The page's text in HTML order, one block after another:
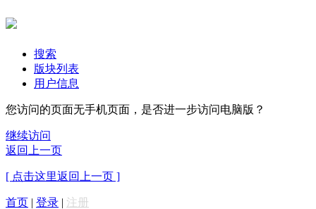
搜索
版块列表
用户信息
您访问的页面无手机页面，是否进一步访问电脑版？
继续访问
返回上一页
[ 点击这里返回上一页 ]
首页 | 登录 | 注册